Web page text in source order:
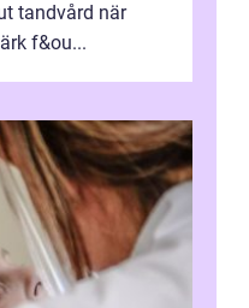
tandvård när
f&ou...